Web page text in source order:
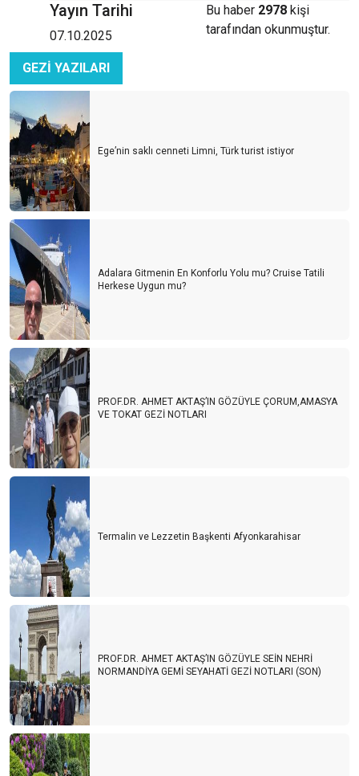
Yayın Tarihi
07.10.2025
Bu haber 2978 kişi
tarafından okunmuştur.
GEZİ YAZILARI
Ege’nin saklı cenneti Limni, Türk turist istiyor
Adalara Gitmenin En Konforlu Yolu mu? Cruise Tatili
Herkese Uygun mu?
PROF.DR. AHMET AKTAŞ’IN GÖZÜYLE ÇORUM,AMASYA
VE TOKAT GEZİ NOTLARI
Termalin ve Lezzetin Başkenti Afyonkarahisar
PROF.DR. AHMET AKTAŞ’IN GÖZÜYLE SEİN NEHRİ
NORMANDİYA GEMİ SEYAHATİ GEZİ NOTLARI (SON)